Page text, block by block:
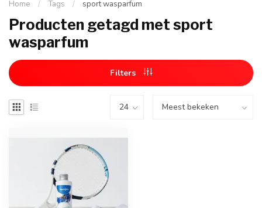
Home / Tags / sport wasparfum
Producten getagd met sport
wasparfum
Filters